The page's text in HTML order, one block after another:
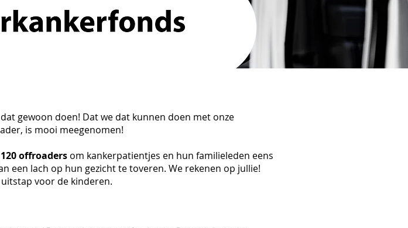
gewoon doen! Dat we dat kunnen doen met onze
is mooi meegenomen!
120 offroaders om kankerpatientjes en hun familieleden eens
een lach op hun gezicht te toveren. We rekenen op jullie!
voor de kinderen.